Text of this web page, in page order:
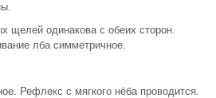
щелей одинакова с обеих сторон.
лба симметричное.
Рефлекс с мягкого нёба проводится.